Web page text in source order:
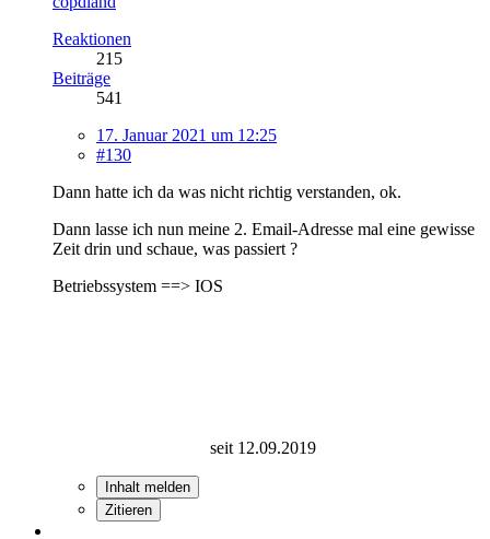
Reaktionen
215
Beiträge
541
17. Januar 2021 um 12:25
#130
Dann hatte ich da was nicht richtig verstanden, ok.
Dann lasse ich nun meine 2. Email-Adresse mal eine gewisse
Zeit drin und schaue, was passiert ?
Betriebssystem ==> IOS
seit 12.09.2019
Inhalt melden
Zitieren